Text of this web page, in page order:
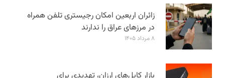
زائران اربعین امکان رجیستری تلفن همراه
در مرزهای عراق را ندارند
۸ مرداد ۱۴۰۵